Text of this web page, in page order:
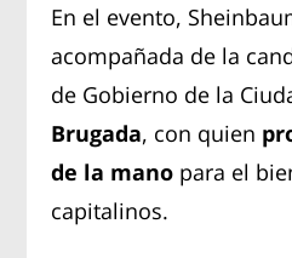
En el evento,
acompañada de la
de Gobierno de la
Brugada, con quien
de la mano para el
capitalinos.